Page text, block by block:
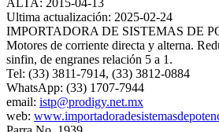
Ultima actualización: 2025-02-24
IMPORTADORA DE SISTEMAS DE
Motores de corriente directa y alterna.
sinfin, de engranes relación 5 a 1.
Tel: (33) 3811-7914, (33) 3812-0884
WhatsApp: (33) 1707-7944
email: istp@prodigy.net.mx
web: